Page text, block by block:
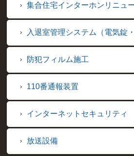
集合住宅インターホンリニュ
入退室管理システム（電気錠
防犯フィルム施工
110番通報装置
インターネットセキュリティ
放送設備